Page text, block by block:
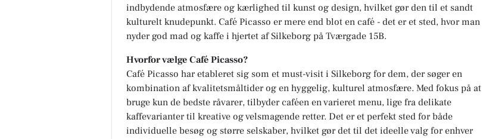
indbydende atmosfære og kærlighed til kunst og design, hvilket gør den til et sandt
kulturelt knudepunkt. Café Picasso er mere end blot en café - det er et sted, hvor man
nyder god mad og kaffe i hjertet af Silkeborg på Tværgade 15B.
Hvorfor vælge Café Picasso?
Café Picasso har etableret sig som et must-visit i Silkeborg for dem, der søger en
kombination af kvalitetsmåltider og en hyggelig, kulturel atmosfære. Med fokus på at
bruge kun de bedste råvarer, tilbyder caféen en varieret menu, lige fra delikate
kaffevarianter til kreative og velsmagende retter. Det er et perfekt sted for både
individuelle besøg og større selskaber, hvilket gør det til det ideelle valg for enhver